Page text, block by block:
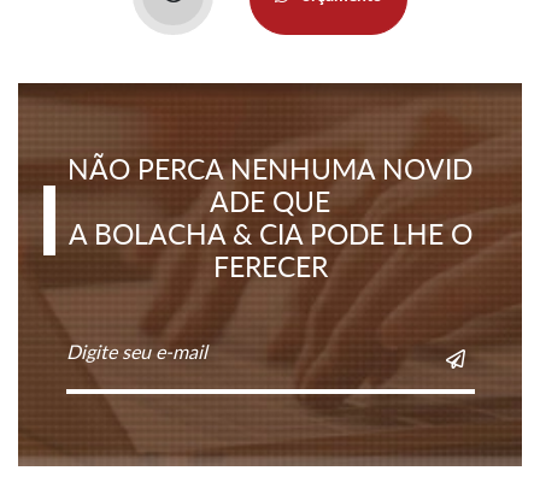
NÃO PERCA NENHUMA NOVID
ADE QUE
A BOLACHA & CIA PODE LHE O
FERECER
Digite seu e-mail